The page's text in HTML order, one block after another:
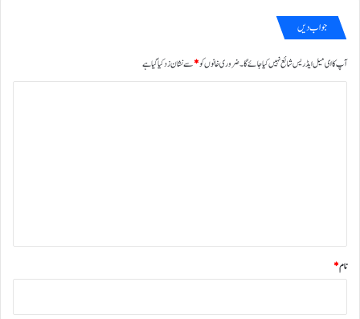
جواب دیں
آپ کا ای میل ایڈریس شائع نہیں کیا جائے گا۔ضروری خانوں کو*سے نشان زد کیا گیا ہے
نام*